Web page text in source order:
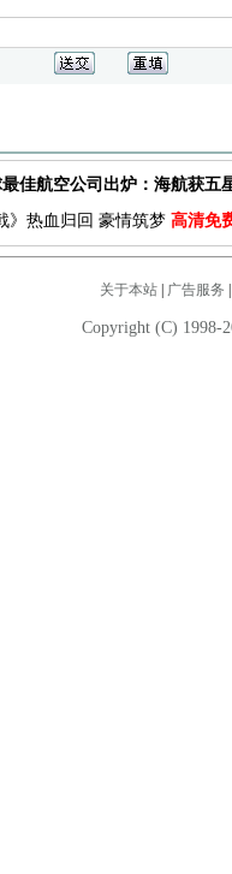
最佳航空公司出炉：海航获五
》热血归回 豪情筑梦 高清免
关于本站| 广告服务
Copyright (C) 1998-